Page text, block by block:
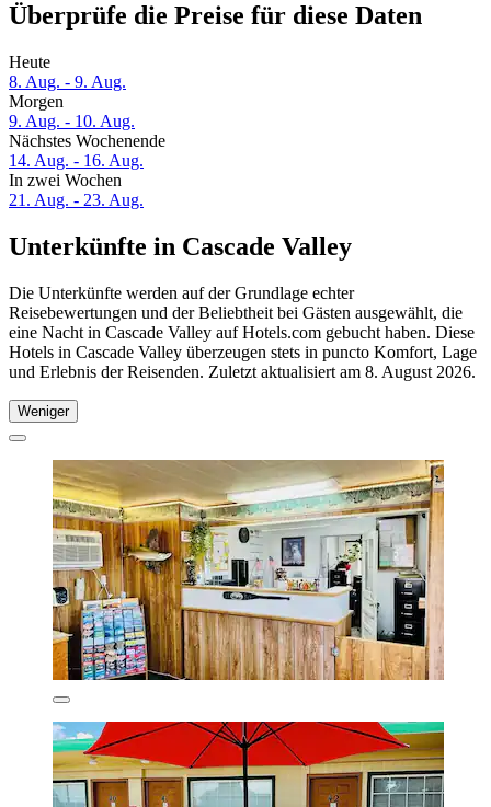
Überprüfe die Preise für diese Daten
Heute
8. Aug. - 9. Aug.
Morgen
9. Aug. - 10. Aug.
Nächstes Wochenende
14. Aug. - 16. Aug.
In zwei Wochen
21. Aug. - 23. Aug.
Unterkünfte in Cascade Valley
Die Unterkünfte werden auf der Grundlage echter
Reisebewertungen und der Beliebtheit bei Gästen ausgewählt, die
eine Nacht in Cascade Valley auf Hotels.com gebucht haben. Diese
Hotels in Cascade Valley überzeugen stets in puncto Komfort, Lage
und Erlebnis der Reisenden. Zuletzt aktualisiert am 8. August 2026.
Weniger